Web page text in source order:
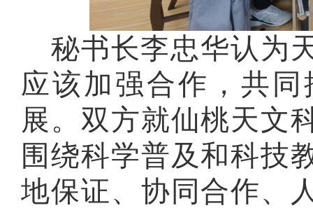
秘书长李忠华认为
应该加强合作，共
展。双方就仙桃天文
围绕科学普及和科技
地保证、协同合作、